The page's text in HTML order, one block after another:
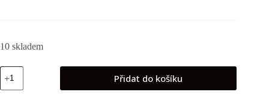
10 skladem
Notocactus
tabularis
množství
Přidat do košíku